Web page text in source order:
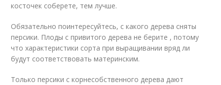
косточек соберете, тем лучше.
Обязательно поинтересуйтесь, с какого дерева сняты
персики. Плоды с привитого дерева не берите , потому
что характеристики сорта при выращивании вряд ли
будут соответствовать материнским.
Только персики с корнесобственного дерева дают